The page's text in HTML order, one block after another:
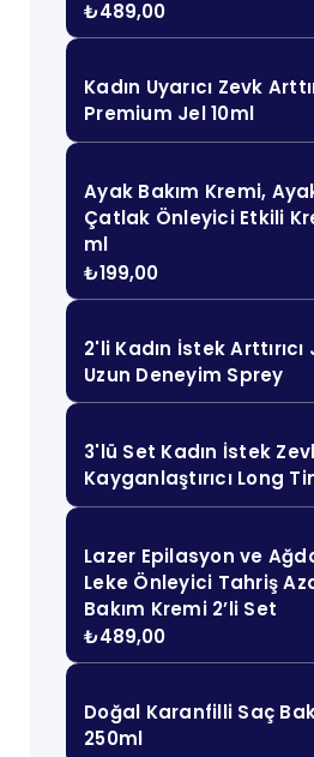
₺489,00
Kadın Uyarıcı Zevk
Premium Jel 10ml
Ayak Bakım Kremi,
Çatlak Önleyici Etkili
ml
₺199,00
2'li Kadın İstek Arttırıcı
Uzun Deneyim Sprey
3'lü Set Kadın İstek
Kayganlaştırıcı Long
Lazer Epilasyon ve
Leke Önleyici Tahriş
Bakım Kremi 2’li Set
₺489,00
Doğal Karanfilli Saç
250ml